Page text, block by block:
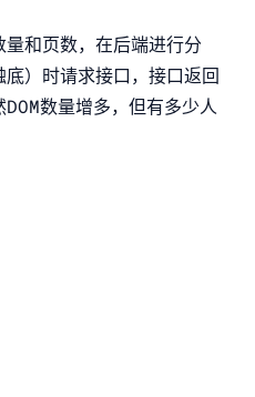
和页数，在后端进行分
）时请求接口，接口返回
数量增多，但有多少人